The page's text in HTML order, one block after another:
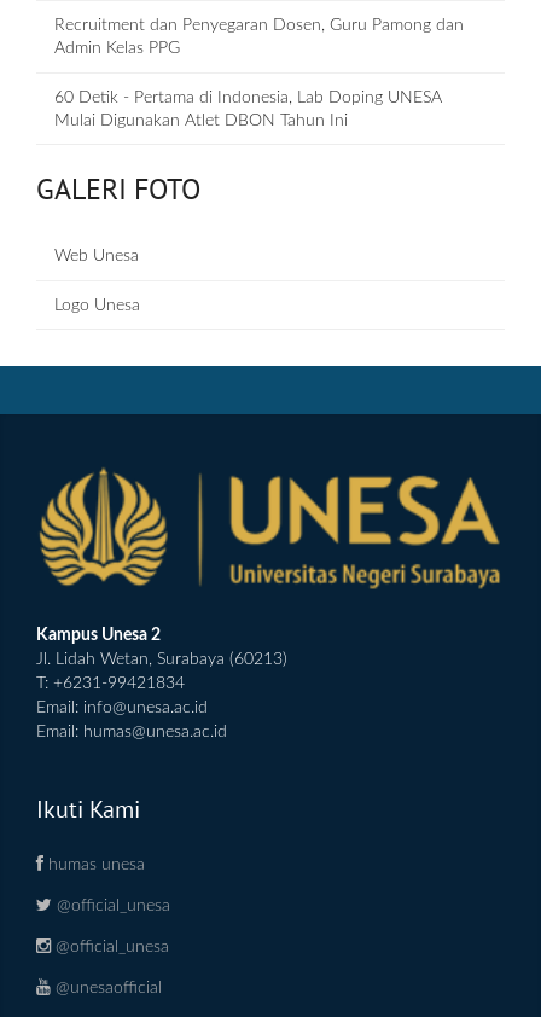
Recruitment dan Penyegaran Dosen, Guru Pamong dan
Admin Kelas PPG
60 Detik - Pertama di Indonesia, Lab Doping UNESA
Mulai Digunakan Atlet DBON Tahun Ini
GALERI FOTO
Web Unesa
Logo Unesa
Kampus Unesa 2
Jl. Lidah Wetan, Surabaya (60213)
T: +6231-99421834
Email: info@unesa.ac.id
Email: humas@unesa.ac.id
Ikuti Kami
humas unesa
@official_unesa
@official_unesa
@unesaofficial